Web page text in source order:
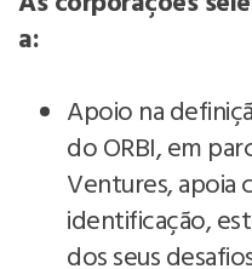
a:
Apoio na
do ORBI, em
Ventures, apoia
identificação,
dos seus